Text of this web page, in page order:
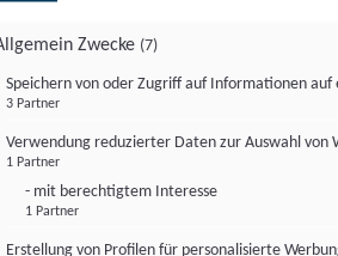
Zwecke (7)
Speichern von oder Zugriff auf Informationen auf
3 Partner
Verwendung reduzierter Daten zur Auswahl von
1 Partner
- mit berechtigtem Interesse
1 Partner
Erstellung von Profilen für personalisierte